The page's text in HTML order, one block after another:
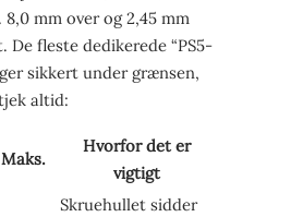
mm over og 2,45 mm
De fleste dedikerede “PS5-
sikkert under grænsen,
altid:
Maks.
Hvorfor det er
vigtigt
Skrue­hullet sidder